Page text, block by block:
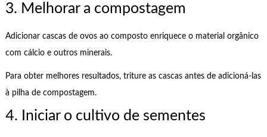
3. Melhorar a compostagem
Adicionar cascas de ovos ao composto enriquece o material orgânico
com cálcio e outros minerais.
Para obter melhores resultados, triture as cascas antes de adicioná-las
à pilha de compostagem.
4. Iniciar o cultivo de sementes